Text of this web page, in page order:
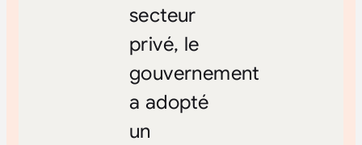
secteur
privé, le
gouvernement
a adopté
un